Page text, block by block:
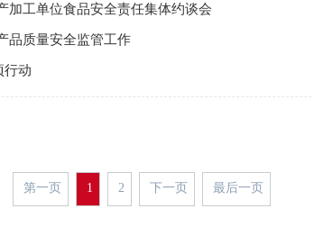
加工单位食品安全责任集体约谈会
品质量安全监管工作
行动
第一页 1 2 下一页 最后一页